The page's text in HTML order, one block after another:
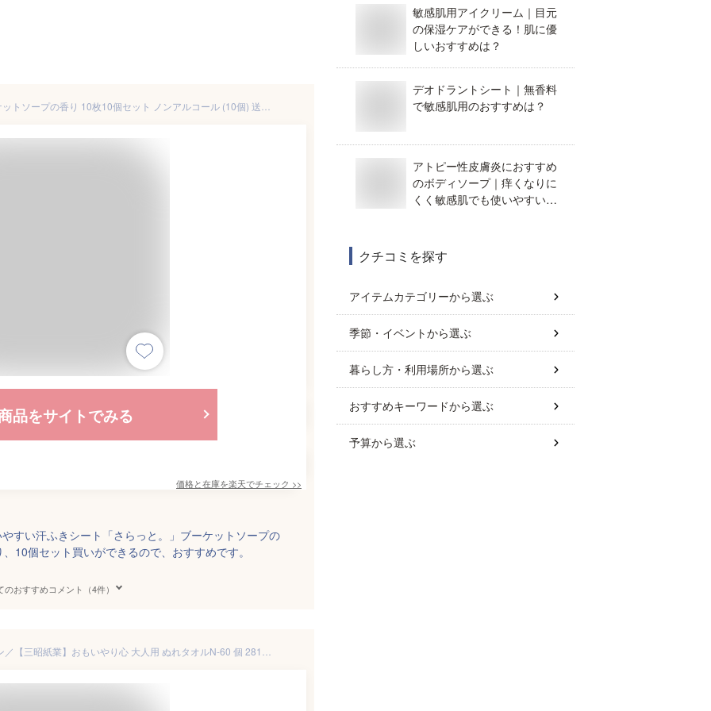
品をサイトでみる
価格と在庫を楽天でチェック >>
すい汗ふきシート「さらっと。」ブーケットソープの
10個セット買いができるので、おすすめです。
のおすすめコメント（4件）
敏感肌用アイクリーム｜目元
の保湿ケアができる！肌に優
しいおすすめは？
デオドラントシート｜無香料
で敏感肌用のおすすめは？
アトピー性皮膚炎におすすめ
のボディソープ｜痒くなりに
くく敏感肌でも使いやすいも
クチコミを探す
アイテムカテゴリーから選ぶ
季節・イベントから選ぶ
暮らし方・利用場所から選ぶ
おすすめキーワードから選ぶ
予算から選ぶ